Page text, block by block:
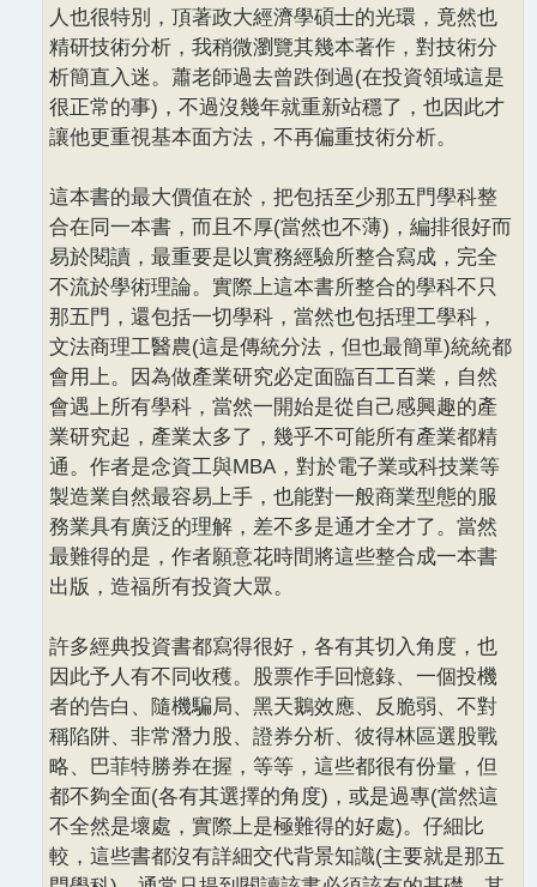
人也很特別，頂著政大經濟學碩士的光環，竟然也
精研技術分析，我稍微瀏覽其幾本著作，對技術分
析簡直入迷。蕭老師過去曾跌倒過(在投資領域這是
很正常的事)，不過沒幾年就重新站穩了，也因此才
讓他更重視基本面方法，不再偏重技術分析。
這本書的最大價值在於，把包括至少那五門學科整
合在同一本書，而且不厚(當然也不薄)，編排很好而
易於閱讀，最重要是以實務經驗所整合寫成，完全
不流於學術理論。實際上這本書所整合的學科不只
那五門，還包括一切學科，當然也包括理工學科，
文法商理工醫農(這是傳統分法，但也最簡單)統統都
會用上。因為做產業研究必定面臨百工百業，自然
會遇上所有學科，當然一開始是從自己感興趣的產
業研究起，產業太多了，幾乎不可能所有產業都精
通。作者是念資工與MBA，對於電子業或科技業等
製造業自然最容易上手，也能對一般商業型態的服
務業具有廣泛的理解，差不多是通才全才了。當然
最難得的是，作者願意花時間將這些整合成一本書
出版，造福所有投資大眾。
許多經典投資書都寫得很好，各有其切入角度，也
因此予人有不同收穫。股票作手回憶錄、一個投機
者的告白、隨機騙局、黑天鵝效應、反脆弱、不對
稱陷阱、非常潛力股、證券分析、彼得林區選股戰
略、巴菲特勝券在握，等等，這些都很有份量，但
都不夠全面(各有其選擇的角度)，或是過專(當然這
不全然是壞處，實際上是極難得的好處)。仔細比
較，這些書都沒有詳細交代背景知識(主要就是那五